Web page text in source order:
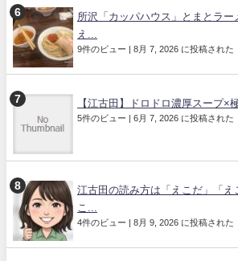
所沢「カッパハウス」とまとラー
え...
9件のビュー | 8月 7, 2026 に投稿された
【江古田】ドロドロ濃厚スープ×
5件のビュー | 6月 7, 2026 に投稿された
江古田の読み方は「えこだ」「え
こ...
4件のビュー | 8月 9, 2026 に投稿された